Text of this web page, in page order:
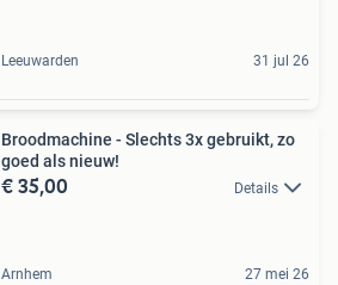
Leeuwarden 31 jul 26
Broodmachine - Slechts 3x gebruikt, zo
goed als nieuw!
€ 35,00 Details
Arnhem 27 mei 26